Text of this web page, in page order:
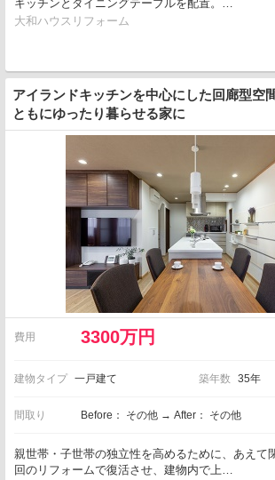
キッチンとダイニングテーブルを配置。…
大和ハウスリフォーム
アイランドキッチンを中心にした回廊型空
ともにゆったり暮らせる家に
費用 3300万円
建物タイプ 一戸建て 築年数 35年
間取り Before： その他 → After： その他
親世帯・子世帯の独立性を高めるために、あえて
回のリフォームで復活させ、建物内で上…